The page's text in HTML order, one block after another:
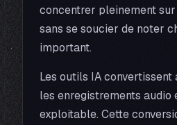
concentrer pleinement
sans se soucier de noter
important.
Les outils IA
les enregistrements audio
exploitable. Cette